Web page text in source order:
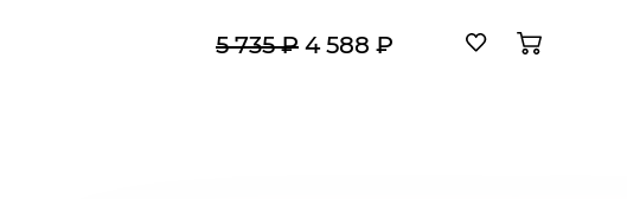
5 735 ₽ 4 588 ₽